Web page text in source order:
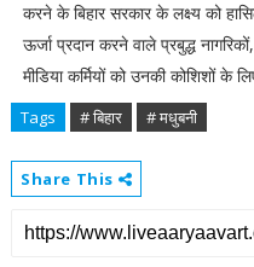
करने के बिहार सरकार के लक्ष्य को
ऊर्जा प्रदान करने वाले प्रबुद्ध
मीडिया कर्मियों को उनकी कोशिशों के
Tags # बिहार # मधुबनी
Share This